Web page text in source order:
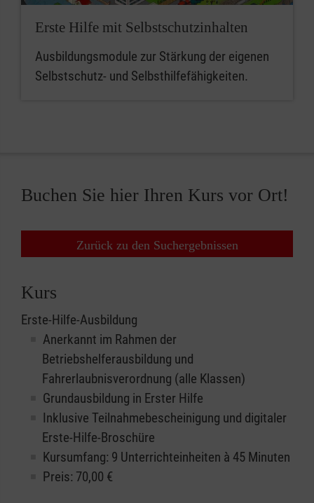
Erste Hilfe mit Selbstschutzinhalten
Ausbildungsmodule zur Stärkung der eigenen
Selbstschutz- und Selbsthilfefähigkeiten.
Buchen Sie hier Ihren Kurs vor Ort!
Zurück zu den Suchergebnissen
Kurs
Erste-Hilfe-Ausbildung
Anerkannt im Rahmen der
Betriebshelferausbildung und
Fahrerlaubnisverordnung (alle Klassen)
Grundausbildung in Erster Hilfe
Inklusive Teilnahmebescheinigung und digitaler
Erste-Hilfe-Broschüre
Kursumfang: 9 Unterrichteinheiten à 45 Minuten
Preis: 70,00 €